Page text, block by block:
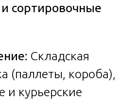
и сортировочные
Складская
(паллеты, короба),
и курьерские